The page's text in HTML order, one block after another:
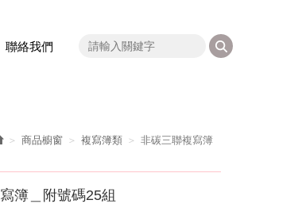
聯絡我們
商品櫥窗 複寫簿類 非碳三聯複寫簿
簿＿附號碼25組